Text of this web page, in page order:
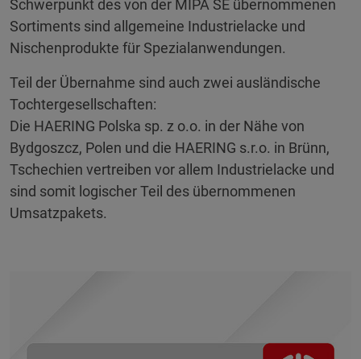
Schwerpunkt des von der MIPA SE übernommenen
Sortiments sind allgemeine Industrielacke und
Nischenprodukte für Spezialanwendungen.
Teil der Übernahme sind auch zwei ausländische
Tochtergesellschaften:
Die HAERING Polska sp. z o.o. in der Nähe von
Bydgoszcz, Polen und die HAERING s.r.o. in Brünn,
Tschechien vertreiben vor allem Industrielacke und
sind somit logischer Teil des übernommenen
Umsatzpakets.